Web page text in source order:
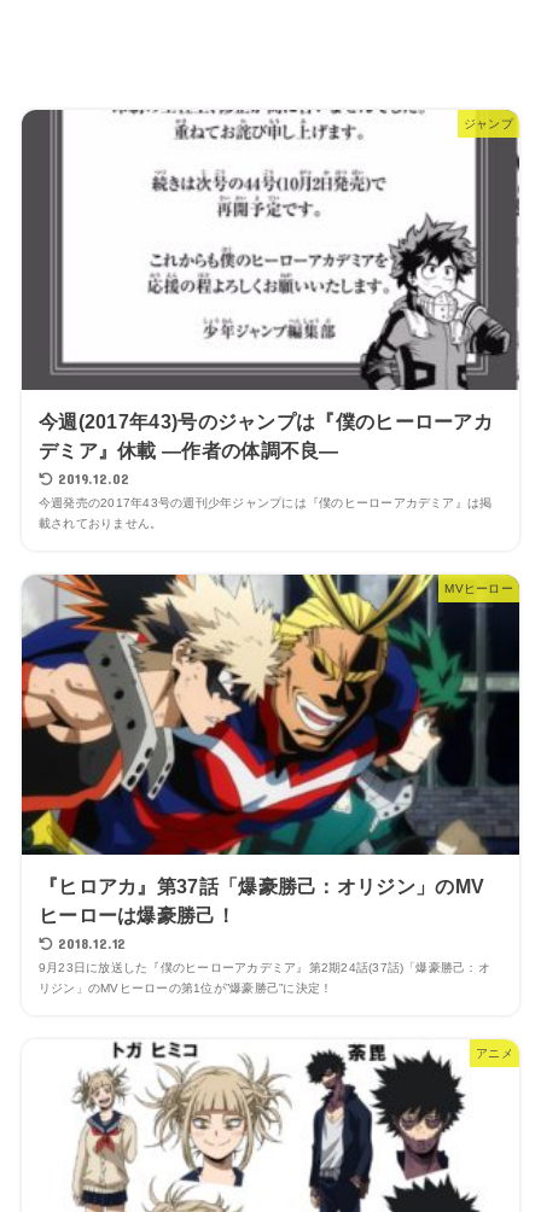
ジャンプ
今週(2017年43)号のジャンプは『僕のヒーローアカ
デミア』休載 ―作者の体調不良―
2019.12.02
今週発売の2017年43号の週刊少年ジャンプには『僕のヒーローアカデミア』は掲
載されておりません。
MVヒーロー
『ヒロアカ』第37話「爆豪勝己：オリジン」のMV
ヒーローは爆豪勝己！
2018.12.12
9月23日に放送した『僕のヒーローアカデミア』第2期24話(37話)「爆豪勝己：オ
リジン」のMVヒーローの第1位が”爆豪勝己”に決定！
アニメ